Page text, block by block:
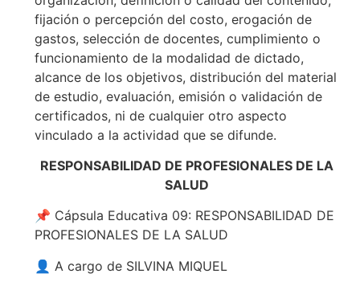
fijación o percepción del costo, erogación de
gastos, selección de docentes, cumplimiento o
funcionamiento de la modalidad de dictado,
alcance de los objetivos, distribución del material
de estudio, evaluación, emisión o validación de
certificados, ni de cualquier otro aspecto
vinculado a la actividad que se difunde.
RESPONSABILIDAD DE PROFESIONALES DE LA
SALUD
📌 Cápsula Educativa 09: RESPONSABILIDAD DE
PROFESIONALES DE LA SALUD
👤 A cargo de SILVINA MIQUEL